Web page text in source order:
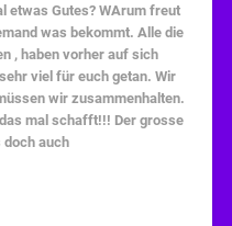
etwas Gutes? WArum freut
was bekommt. Alle die
, haben vorher auf sich
viel für euch getan. Wir
wir zusammenhalten.
mal schafft!!! Der grosse
auch